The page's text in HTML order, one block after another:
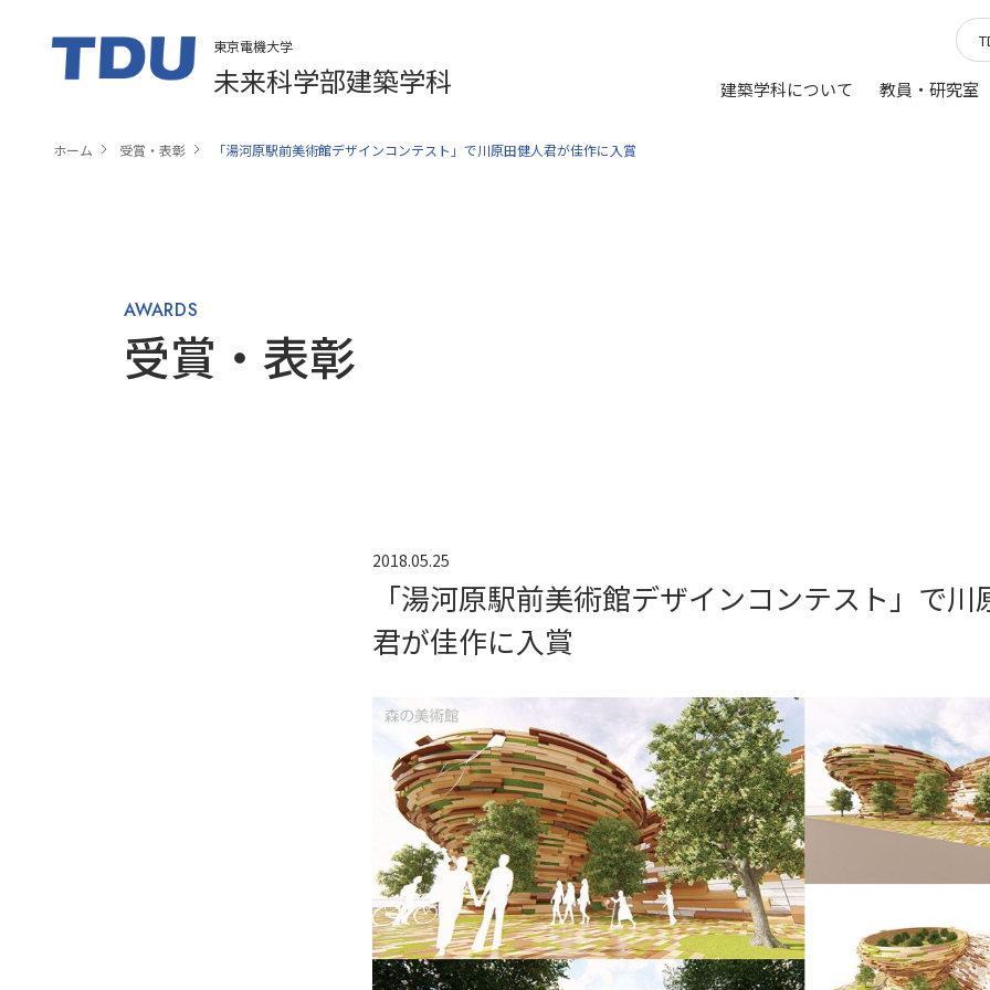
東京電機大学
未来科学部建築学科 建築学科について 教員・研究室
ホーム 受賞・表彰 「湯河原駅前美術館デザインコンテスト」で川原田健人君が佳作に入賞
AWARDS
受賞・表彰​
2018.05.25
「湯河原駅前美術館デザインコンテスト」で川
君が佳作に入賞